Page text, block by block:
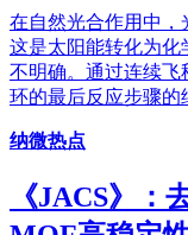
在自然光合作用中，
这是太阳能转化为化
不明确。通过连续
环的最后反应步骤的
纳微热点
《JACS》：